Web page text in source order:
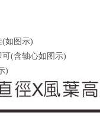
(如图示)
(含轴心如图示)
)